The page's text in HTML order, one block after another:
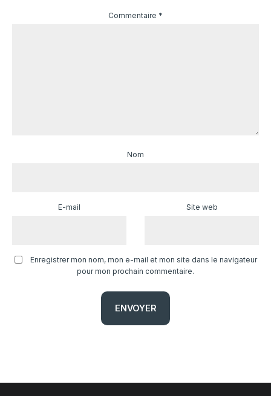
Commentaire *
Nom
E-mail Site web
Enregistrer mon nom, mon e-mail et mon site dans le navigateur
pour mon prochain commentaire.